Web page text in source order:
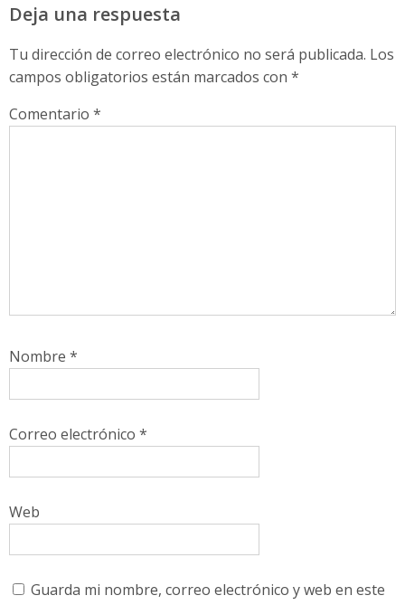
Deja una respuesta
Tu dirección de correo electrónico no será publicada. Los
campos obligatorios están marcados con *
Comentario *
Nombre *
Correo electrónico *
Web
Guarda mi nombre, correo electrónico y web en este